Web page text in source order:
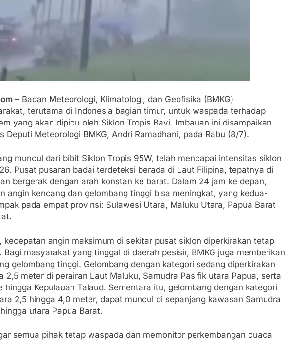
– Badan Meteorologi, Klimatologi, dan Geofisika (BMKG)
terutama di Indonesia bagian timur, untuk waspada terhadap
yang akan dipicu oleh Siklon Tropis Bavi. Imbauan ini disampaikan
Deputi Meteorologi BMKG, Andri Ramadhani, pada Rabu (8/7).
muncul dari bibit Siklon Tropis 95W, telah mencapai intensitas siklon
Pusat pusaran badai terdeteksi berada di Laut Filipina, tepatnya di
bergerak dengan arah konstan ke barat. Dalam 24 jam ke depan,
angin kencang dan gelombang tinggi bisa meningkat, yang kedua-
pada empat provinsi: Sulawesi Utara, Maluku Utara, Papua Barat
kecepatan angin maksimum di sekitar pusat siklon diperkirakan tetap
Bagi masyarakat yang tinggal di daerah pesisir, BMKG juga memberikan
gelombang tinggi. Gelombang dengan kategori sedang diperkirakan
2,5 meter di perairan Laut Maluku, Samudra Pasifik utara Papua, serta
hingga Kepulauan Talaud. Sementara itu, gelombang dengan kategori
2,5 hingga 4,0 meter, dapat muncul di sepanjang kawasan Samudra
utara Papua Barat.
semua pihak tetap waspada dan memonitor perkembangan cuaca